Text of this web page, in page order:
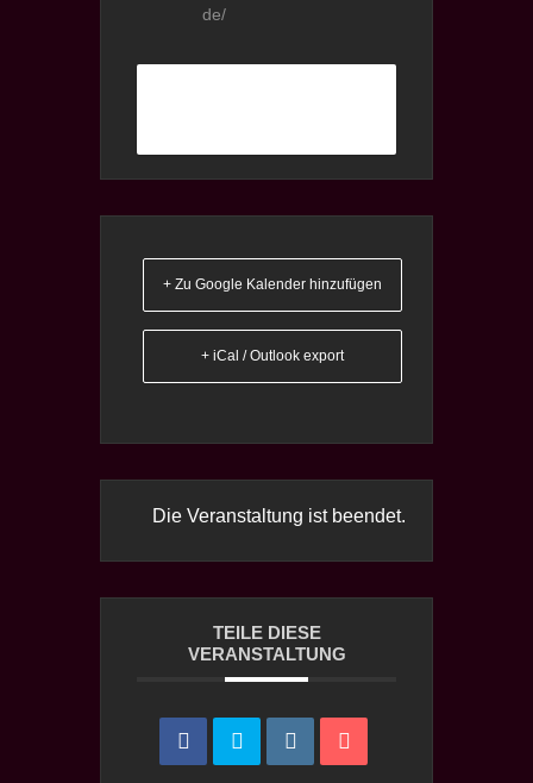
de/
+ Zu Google Kalender hinzufügen
+ iCal / Outlook export
Die Veranstaltung ist beendet.
TEILE DIESE
VERANSTALTUNG